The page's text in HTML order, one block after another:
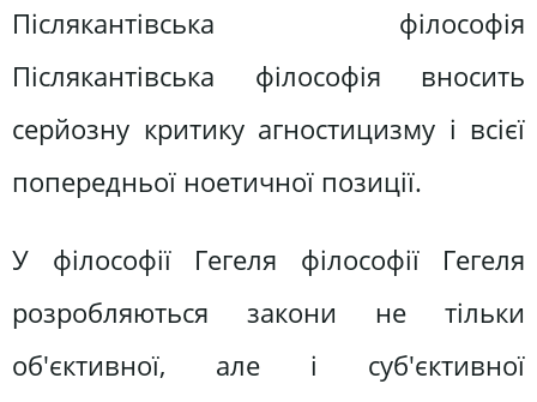
Післякантівська філософія
Післякантівська філософія вносить
серйозну критику агностицизму і всієї
попередньої ноетичної позиції.
У філософії Гегеля філософії Гегеля
розробляються закони не тільки
об'єктивної, але і суб'єктивної